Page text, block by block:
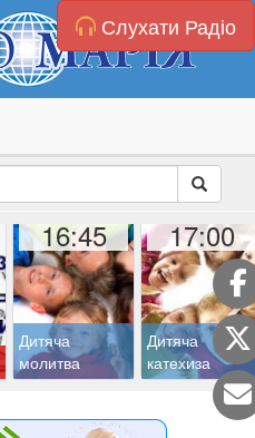
Слухати Радіо
16:45
Дитяча
молитва
17:00
Дитяча
катехиза